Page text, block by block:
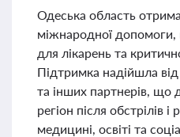
Одеська область
міжнародної
для лікарень та
Підтримка надійшла
та інших партнерів, що
регіон після обстрілів
медицині, освіті та